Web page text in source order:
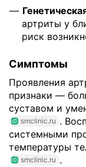
артриты у
риск
Симптомы
Проявления
признаки —
суставом и
smclinic.ru .
системными
температуры
smclinic.ru .